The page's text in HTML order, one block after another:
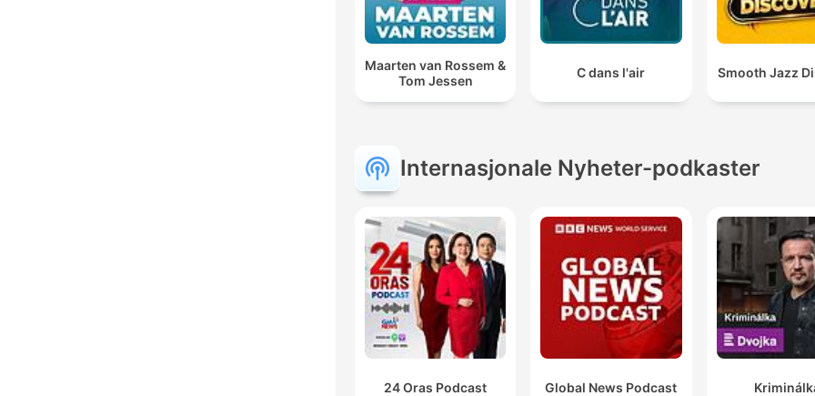
Maarten van Rossem &
Tom Jessen
C dans l'air Smooth Jazz
Internasjonale Nyheter-podkaster
24 Oras Podcast Global News Podcast